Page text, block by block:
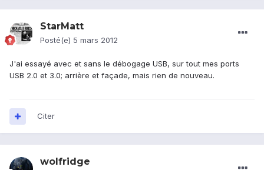
StarMatt
Posté(e) 5 mars 2012
J'ai essayé avec et sans le débogage USB, sur tout mes ports
USB 2.0 et 3.0; arrière et façade, mais rien de nouveau.
Citer
wolfridge